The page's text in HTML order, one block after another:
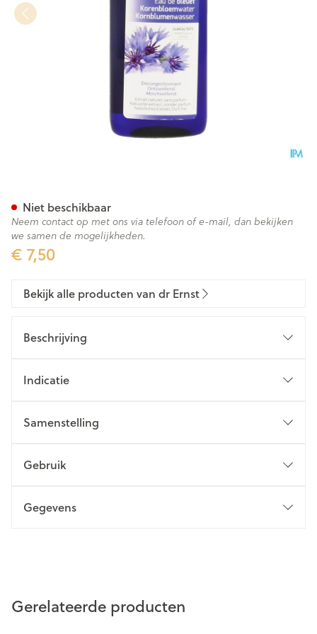
€ 7,50
Niet beschikbaar
Neem contact op met ons via telefoon of e-mail, dan bekijken
we samen de mogelijkheden.
Bekijk alle producten van dr Ernst
Beschrijving
Indicatie
Samenstelling
Gebruik
Gegevens
Gerelateerde producten